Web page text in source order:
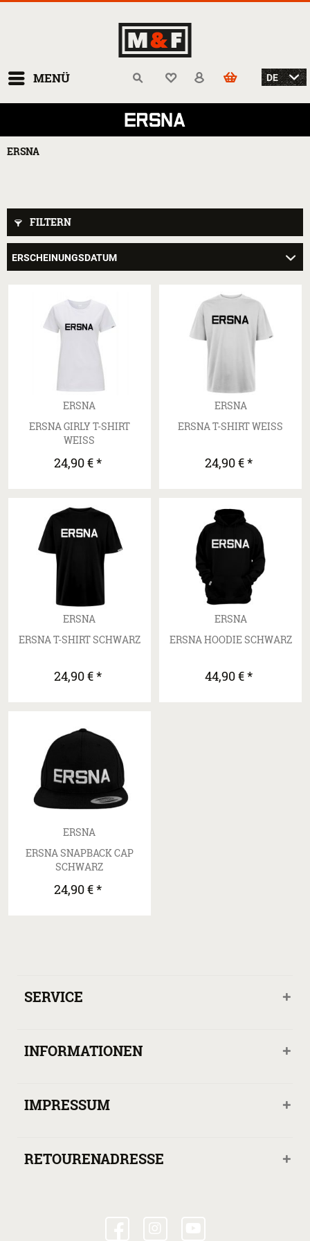
MENÜ
ERSNA
FILTERN
ERSNA
ERSNA GIRLY T-SHIRT
WEISS
24,90 € *
ERSNA
ERSNA T-SHIRT WEISS
24,90 € *
ERSNA
ERSNA T-SHIRT SCHWARZ
24,90 € *
ERSNA
ERSNA HOODIE SCHWARZ
44,90 € *
ERSNA
ERSNA SNAPBACK CAP
SCHWARZ
24,90 € *
SERVICE
INFORMATIONEN
IMPRESSUM
RETOURENADRESSE